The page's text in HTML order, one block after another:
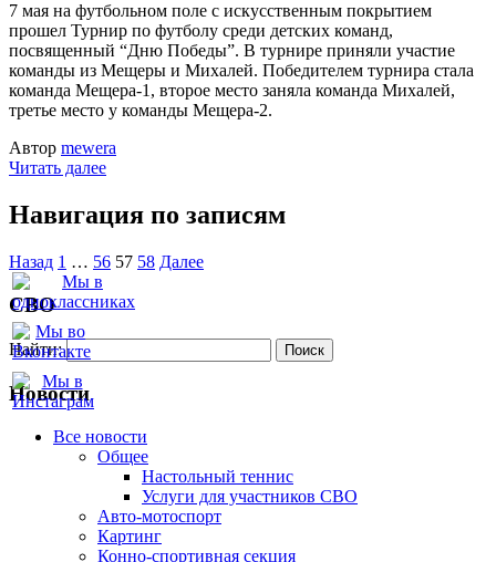
7 мая на футбольном поле с искусственным покрытием
прошел Турнир по футболу среди детских команд,
посвященный “Дню Победы”. В турнире приняли участие
команды из Мещеры и Михалей. Победителем турнира стала
команда Мещера-1, второе место заняла команда Михалей,
третье место у команды Мещера-2.
Автор mewera
Читать далее
Навигация по записям
Назад 1 … 56 57 58 Далее
СВО
Найти:
Новости
Все новости
Oбщее
Настольный теннис
Услуги для участников СВО
Авто-мотоспорт
Картинг
Конно-спортивная секция